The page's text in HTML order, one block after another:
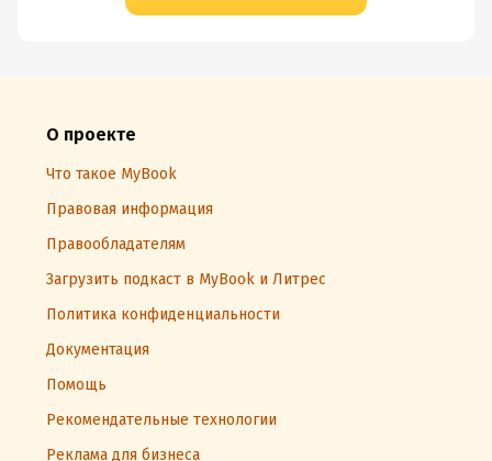
О проекте
Что такое MyBook
Правовая информация
Правообладателям
Загрузить подкаст в MyBook и Литрес
Политика конфиденциальности
Документация
Помощь
Рекомендательные технологии
Реклама для бизнеса